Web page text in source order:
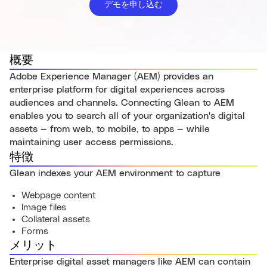
デモを申し込む
概要
Adobe Experience Manager (AEM) provides an
enterprise platform for digital experiences across
audiences and channels. Connecting Glean to AEM
enables you to search all of your organization's digital
assets — from web, to mobile, to apps — while
maintaining user access permissions.
特徴
Glean indexes your AEM environment to capture
Webpage content
Image files
Collateral assets
Forms
メリット
Enterprise digital asset managers like AEM can contain